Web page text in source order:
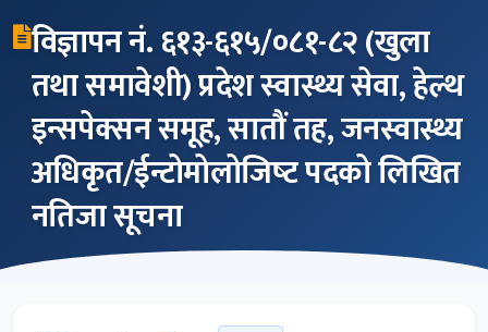
विज्ञापन नं. ६१३-६१५/०८१-८२ (खुला
तथा समावेशी) प्रदेश स्वास्थ्य सेवा, हेल्थ
इन्सपेक्सन समूह, सातौं तह, जनस्वास्थ्य
अधिकृत/ईन्टोमोलोजिष्‍ट पदको लिखित
नतिजा सूचना